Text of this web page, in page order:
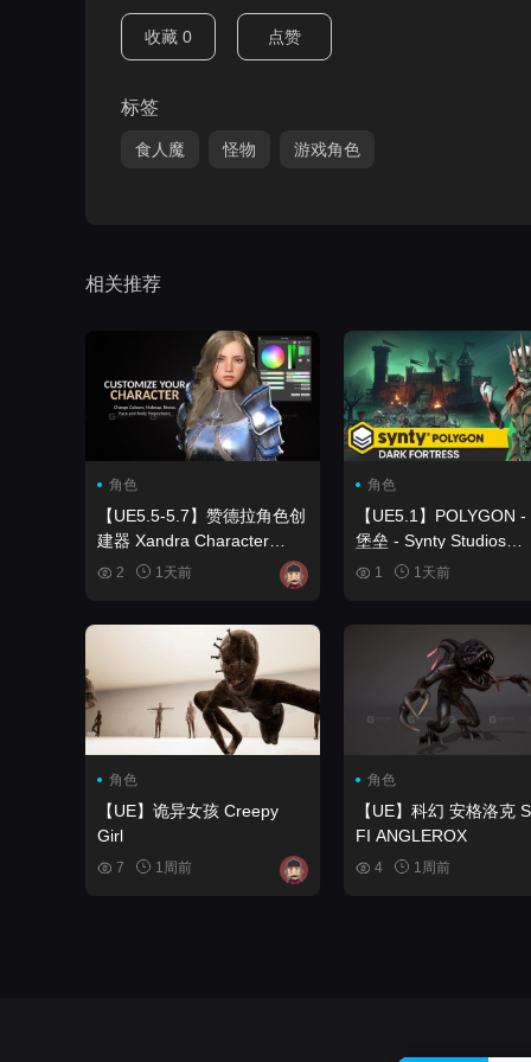
收藏 0 点赞
标签
食人魔 怪物 游戏角色
相关推荐
角色
【UE5.5-5.7】赞德拉角色创
建器 Xandra Character
Creator
2 1天前
角色
【UE5.1】POLYGON
堡垒 - Synty Studios
POLYGON - Dark
1 1天前
角色
【UE】诡异女孩 Creepy
Girl
7 1周前
角色
【UE】科幻 安格洛克 SCI
FI ANGLEROX
4 1周前